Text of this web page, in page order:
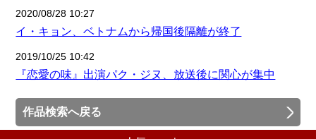
2020/08/28 10:27
イ・キョン、ベトナムから帰国後隔離が終了
2019/10/25 10:42
『恋愛の味』出演パク・ジヌ、放送後に関心が集中
作品検索へ戻る